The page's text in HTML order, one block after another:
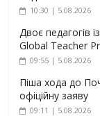
10:30 | 5.08.2026
Двоє педагогів
Global Teacher
09:55 | 5.08.2026
Піша хода до
офіційну заяву
09:11 | 5.08.2026